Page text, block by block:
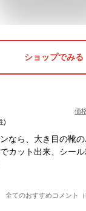
ショップでみる
価
)
なら、大き目の靴
カット出来、シー
全てのおすすめコメント（